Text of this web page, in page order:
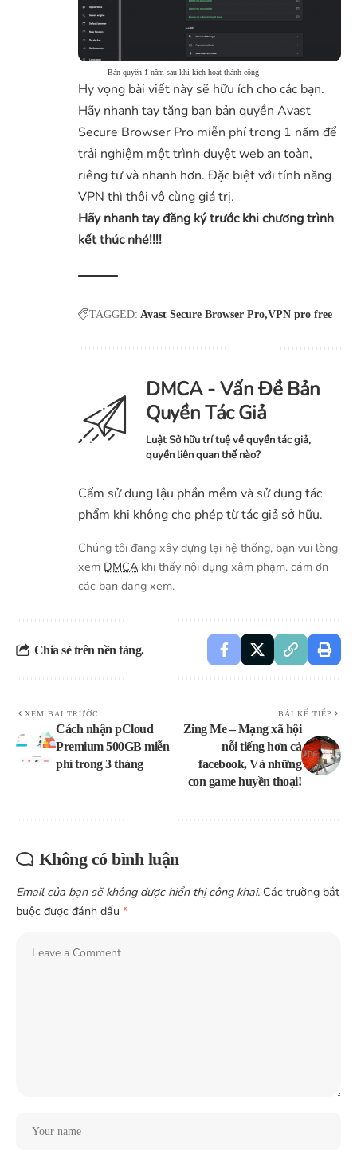
Bản quyền 1 năm sau khi kích hoạt thành công
Hy vọng bài viết này sẽ hữu ích cho các bạn.
Hãy nhanh tay tăng bạn bản quyền Avast
Secure Browser Pro miễn phí trong 1 năm để
trải nghiệm một trình duyệt web an toàn,
riêng tư và nhanh hơn. Đặc biệt với tính năng
VPN thì thôi vô cùng giá trị.
Hãy nhanh tay đăng ký trước khi chương trình
kết thúc nhé!!!!
TAGGED: Avast Secure Browser Pro VPN pro free
DMCA - Vấn Đề Bản
Quyền Tác Giả
Luật Sở hữu trí tuệ về quyền tác giả,
quyền liên quan thế nào?
Cấm sử dụng lậu phần mềm và sử dụng tác
phẩm khi không cho phép từ tác giả sở hữu.
Chúng tôi đang xây dựng lại hệ thống, bạn vui lòng
xem DMCA khi thấy nội dụng xâm phạm. cám ơn
các bạn đang xem.
Chia sẻ trên nền tảng.
XEM BÀI TRƯỚC
Cách nhận pCloud
Premium 500GB miễn
phí trong 3 tháng
BÀI KẾ TIẾP
Zing Me – Mạng xã hội
nỗi tiếng hơn cả
facebook, Và những
con game huyền thoại!
Không có bình luận
Email của bạn sẽ không được hiển thị công khai. Các trường bắt
buộc được đánh dấu *